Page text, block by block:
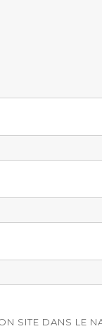
SITE DANS LE